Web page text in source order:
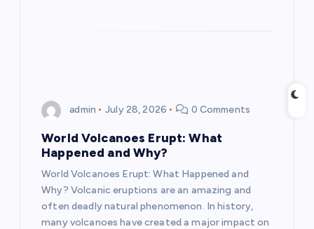
admin July 28, 2026 0 Comments
World Volcanoes Erupt: What
Happened and Why?
World Volcanoes Erupt: What Happened and
Why? Volcanic eruptions are an amazing and
often deadly natural phenomenon. In history,
many volcanoes have created a major impact on